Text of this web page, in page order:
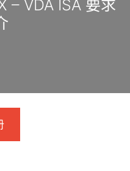
– VDA ISA 要求